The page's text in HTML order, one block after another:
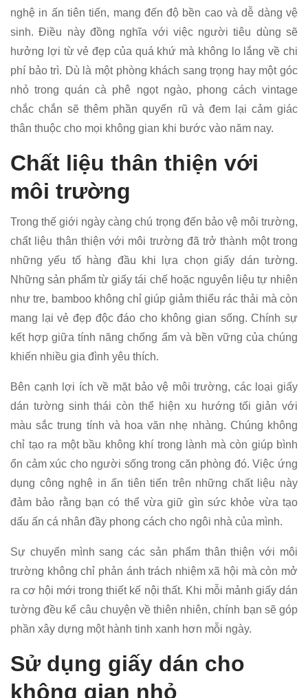
nghệ in ấn tiên tiến, mang đến độ bền cao và dễ dàng vệ
sinh. Điều này đồng nghĩa với việc người tiêu dùng sẽ
hưởng lợi từ vẻ đẹp của quá khứ mà không lo lắng về chi
phí bảo trì. Dù là một phòng khách sang trọng hay một góc
nhỏ trong quán cà phê ngọt ngào, phong cách vintage
chắc chắn sẽ thêm phần quyến rũ và đem lại cảm giác
thân thuộc cho mọi không gian khi bước vào năm nay.
Chất liệu thân thiện với
môi trường
Trong thế giới ngày càng chú trọng đến bảo vệ môi trường,
chất liệu thân thiện với môi trường đã trở thành một trong
những yếu tố hàng đầu khi lựa chọn giấy dán tường.
Những sản phẩm từ giấy tái chế hoặc nguyên liệu tự nhiên
như tre, bamboo không chỉ giúp giảm thiểu rác thải mà còn
mang lại vẻ đẹp độc đáo cho không gian sống. Chính sự
kết hợp giữa tính năng chống ẩm và bền vững của chúng
khiến nhiều gia đình yêu thích.
Bên cạnh lợi ích về mặt bảo vệ môi trường, các loại giấy
dán tường sinh thái còn thể hiện xu hướng tối giản với
màu sắc trung tính và hoa văn nhẹ nhàng. Chúng không
chỉ tạo ra một bầu không khí trong lành mà còn giúp bình
ổn cảm xúc cho người sống trong căn phòng đó. Việc ứng
dụng công nghệ in ấn tiên tiến trên những chất liệu này
đảm bảo rằng bạn có thể vừa giữ gìn sức khỏe vừa tạo
dấu ấn cá nhân đầy phong cách cho ngôi nhà của mình.
Sự chuyển mình sang các sản phẩm thân thiện với môi
trường không chỉ phản ánh trách nhiệm xã hội mà còn mở
ra cơ hội mới trong thiết kế nội thất. Khi mỗi mảnh giấy dán
tường đều kể câu chuyện về thiên nhiên, chính bạn sẽ góp
phần xây dựng một hành tinh xanh hơn mỗi ngày.
Sử dụng giấy dán cho
không gian nhỏ